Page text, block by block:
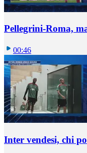
Pellegrini-Roma,
00:46
Inter vendesi, chi